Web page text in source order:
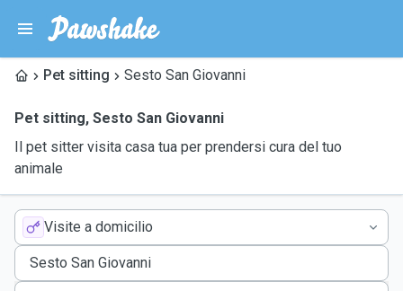
Pet sitting Sesto San Giovanni
Pet sitting, Sesto San Giovanni
Il pet sitter visita casa tua per prendersi cura del tuo
animale
Visite a domicilio